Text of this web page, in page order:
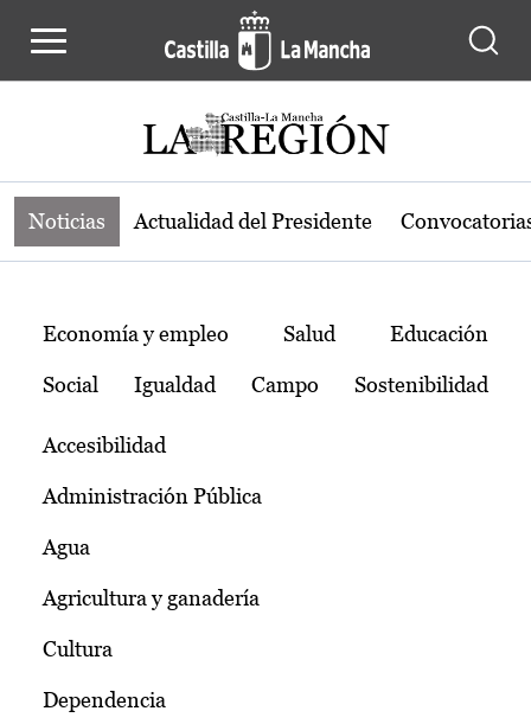
Noticias de la región de Castilla-La
Noticias Actualidad del Presidente
Temas
Economía y empleo Salud Educación
Social Igualdad Campo Sostenibilidad
Accesibilidad
Administración Pública
Agua
Agricultura y ganadería
Cultura
Dependencia